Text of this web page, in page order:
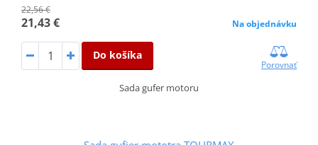
22,56 €
21,43 € Na objednávku
Do košíka
Porovnať
Sada gufer motoru